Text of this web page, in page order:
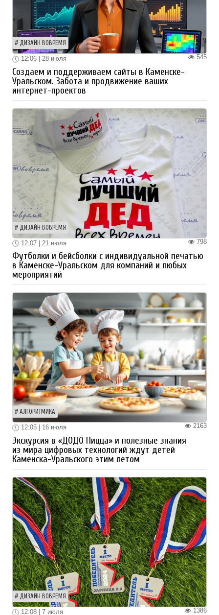
ДИЗАЙН ВОВРЕМЯ
545
12:06 | 28 июля
Создаем и поддерживаем сайты в Каменске-
Уральском. Забота и продвижение ваших
интернет-проектов
ДИЗАЙН ВОВРЕМЯ
798
12:07 | 21 июля
Футболки и бейсболки с индивидуальной печатью
в Каменске-Уральском для компаний и любых
мероприятий
АЛГОРИТМИКА
2163
12:05 | 16 июля
Экскурсия в «ДОДО Пицца» и полезные знания
из мира цифровых технологий ждут детей
Каменска-Уральского этим летом
ДИЗАЙН ВОВРЕМЯ
1386
12:08 | 7 июля